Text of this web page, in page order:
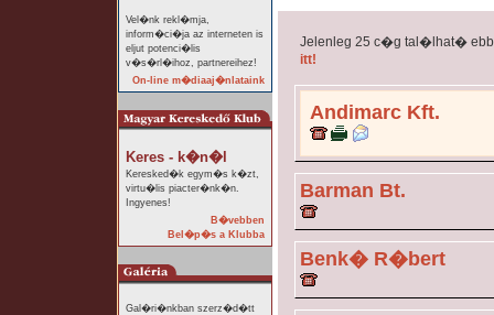
Vel�nk rekl�mja,
inform�ci�ja az interneten is
eljut potenci�lis
v�s�rl�ihoz, partnereihez!
On-line m�diaaj�nlataink
Keres - k�n�l
Keresked�k egym�s k�zt,
virtu�lis piacter�nk�n.
Ingyenes!
B�vebben
Bel�p�s a Klubba
Gal�ri�nkban szerz�d�tt
Jelenleg 25 c�g tal�lhat�
itt!
Andimarc Kft.
Barman Bt.
Benk� R�bert